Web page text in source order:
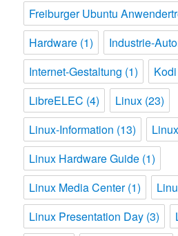
Freiburger Ubuntu
Hardware (1) Industrie-
Internet-Gestaltung (1) Kodi
LibreELEC (4) Linux (23)
Linux-Information (13)
Linux Hardware Guide (1)
Linux Media Center(1)
Linux Presentation Day (3)